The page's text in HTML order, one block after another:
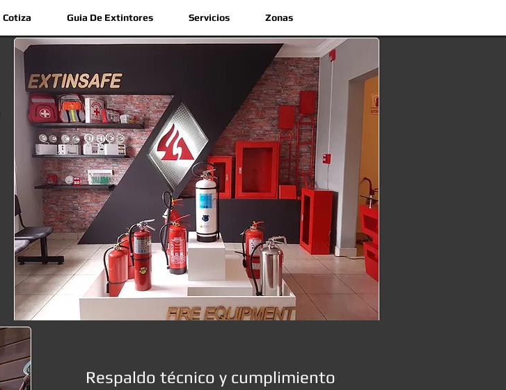
Cotiza Guia De Extintores Servicios Zonas
Respaldo técnico y cumplimiento